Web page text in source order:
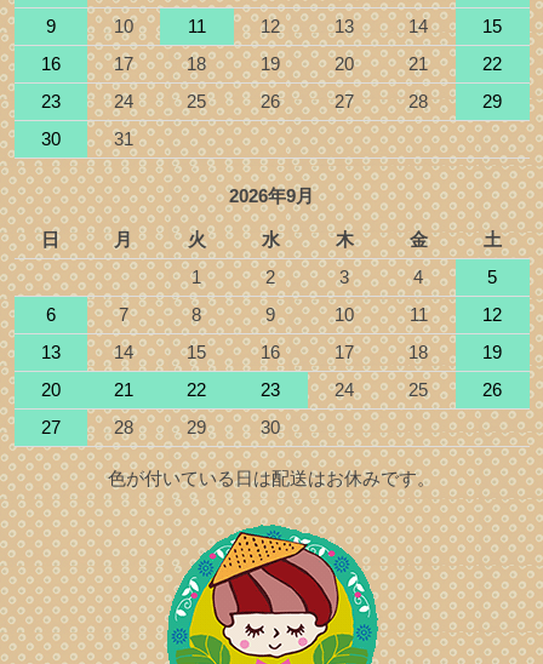
9
10 11 12 13 14
15
16
17 18 19 20 21
22
23
24 25 26 27 28
29
30
31
2026年9月
日 月 火 水 木 金
土
1
2 3 4
5
6
7 8 9 10 11
12
13
14 15 16 17 18
19
20
21 22 23 24 25
26
27
28 29 30
色が付いている日は配送はお休みです。